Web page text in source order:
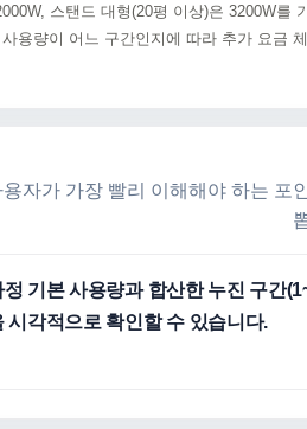
스탠드 대형(20평 이상)은 3200W를
용량이 어느 구간인지에 따라 추가 요금
자가 가장 빨리 이해해야 하는 포
정 기본 사용량과 합산한 누진 구간
시각적으로 확인할 수 있습니다.